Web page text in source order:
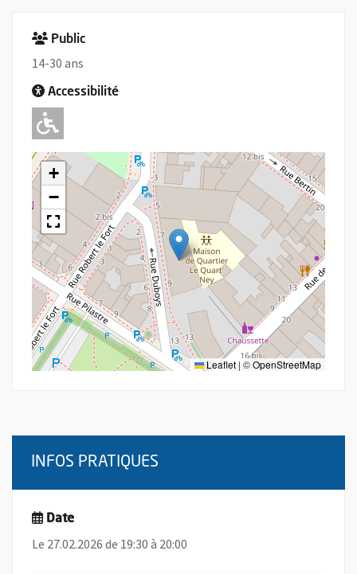
Public
14-30 ans
Accessibilité
Adapté pour l'handicap Moteur
+
−
Leaflet |©OpenStreetMap
INFOS PRATIQUES
Date
Le 27.02.2026 de 19:30 à 20:00